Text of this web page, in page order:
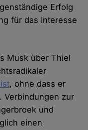
Erfolg
für das Interesse
Musk über Thiel
, ohne dass er
Verbindungen zur
und
einen